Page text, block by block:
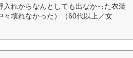
れからなんとしても出なかった衣装
壊れなかった）（60代以上／女